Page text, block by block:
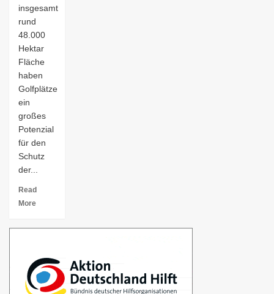
insgesamt
rund
48.000
Hektar
Fläche
haben
Golfplätze
ein
großes
Potenzial
für den
Schutz
der...
Read
More